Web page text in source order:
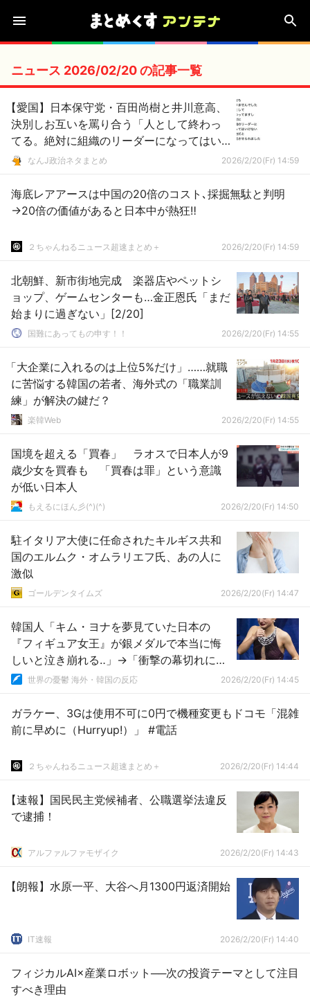
ニュース 2026/02/20 の記事一覧
【愛国】日本保守党・百田尚樹と井川意高、
決別しお互いを罵り合う「人として終わっ
てる。絶対に組織のリーダーになってはい
けない人物」
なんJ政治ネタまとめ 2026/2/20(Fr) 14:59
海底レアアースは中国の20倍のコスト､採掘無駄と判明
→20倍の価値があると日本中が熱狂‼︎
２ちゃんねるニュース超速まとめ＋ 2026/2/20(Fr) 14:59
北朝鮮、新市街地完成 楽器店やペットシ
ョップ、ゲームセンターも…金正恩氏「まだ
始まりに過ぎない」[2/20]
国難にあってもの申す！！ 2026/2/20(Fr) 14:55
「大企業に入れるのは上位5%だけ」……就職
に苦悩する韓国の若者、海外式の「職業訓
練」が解決の鍵だ？
楽韓Web 2026/2/20(Fr) 14:55
国境を超える「買春」 ラオスで日本人が9
歳少女を買春も 「買春は罪」という意識
が低い日本人
もえるにほん彡(^)(^) 2026/2/20(Fr) 14:50
駐イタリア大使に任命されたキルギス共和
国のエルムク・オムラリエフ氏、あの人に
激似
ゴールデンタイムズ 2026/2/20(Fr) 14:47
韓国人「キム・ヨナを夢見ていた日本の
『フィギュア女王』が銀メダルで本当に悔
しいと泣き崩れる‥」→「衝撃の幕切れに鳥
肌（ﾌﾞﾙﾌﾞﾙ…」
世界の憂鬱 海外・韓国の反応 2026/2/20(Fr) 14:45
ガラケー、3Gは使用不可に0円で機種変更もドコモ「混雑
前に早めに（Hurryup!）」 #電話
２ちゃんねるニュース超速まとめ＋ 2026/2/20(Fr) 14:44
【速報】国民民主党候補者、公職選挙法違反
で逮捕！
アルファルファモザイク 2026/2/20(Fr) 14:43
【朗報】水原一平、大谷へ月1300円返済開始
IT速報 2026/2/20(Fr) 14:40
フィジカルAI×産業ロボット──次の投資テーマとして注目
すべき理由